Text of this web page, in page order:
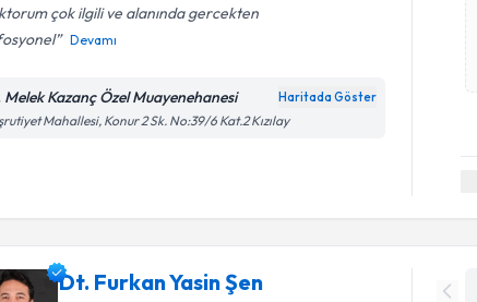
çok ilgili ve alanında gercekten
Devamı
Melek Kazanç Özel Muayenehanesi Haritada Göster
Mahallesi, Konur 2 Sk. No:39/6 Kat.2 Kızılay
Dt. Furkan Yasin Şen